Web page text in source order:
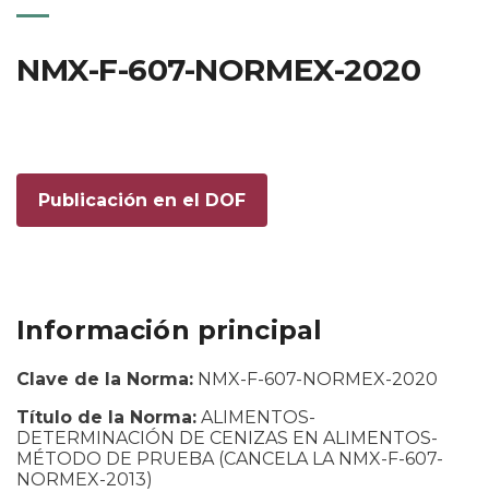
NMX-F-607-NORMEX-2020
Publicación en el DOF
Información principal
Clave de la Norma: NMX-F-607-NORMEX-2020
Título de la Norma: ALIMENTOS-
DETERMINACIÓN DE CENIZAS EN ALIMENTOS-
MÉTODO DE PRUEBA (CANCELA LA NMX-F-607-
NORMEX-2013)